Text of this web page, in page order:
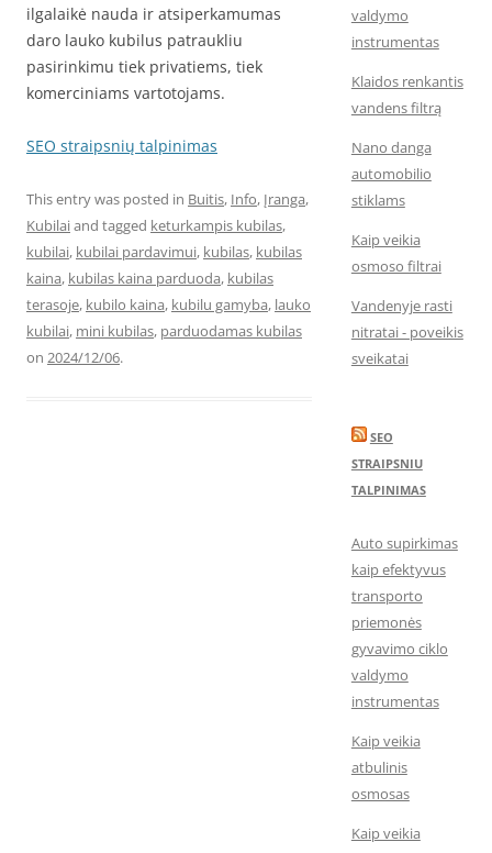
ilgalaikė nauda ir atsiperkamumas
daro lauko kubilus patraukliu
pasirinkimu tiek privatiems, tiek
komerciniams vartotojams.
SEO straipsnių talpinimas
This entry was posted in Buitis, Info, Įranga,
Kubilaiand tagged keturkampis kubilas,
kubilai, kubilai pardavimui, kubilas, kubilas
kaina, kubilas kaina parduoda, kubilas
terasoje, kubilo kaina, kubilu gamyba, lauko
kubilai, mini kubilas, parduodamas kubilas
on 2024/12/06.
valdymo
instrumentas
Klaidos renkantis
vandens filtrą
Nano danga
automobilio
stiklams
Kaip veikia
osmoso filtrai
Vandenyje rasti
nitratai - poveikis
sveikatai
SEO
STRAIPSNIU
TALPINIMAS
Auto supirkimas
kaip efektyvus
transporto
priemonės
gyvavimo ciklo
valdymo
instrumentas
Kaip veikia
atbulinis
osmosas
Kaip veikia